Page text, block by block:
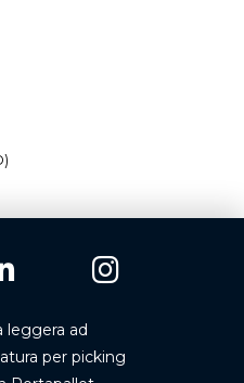
leggera ad
per picking